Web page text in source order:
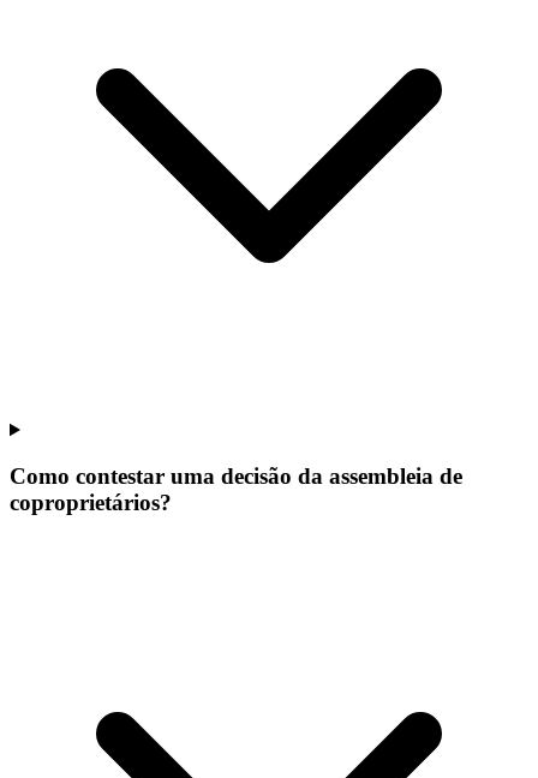
Como contestar uma decisão da assembleia de
coproprietários?